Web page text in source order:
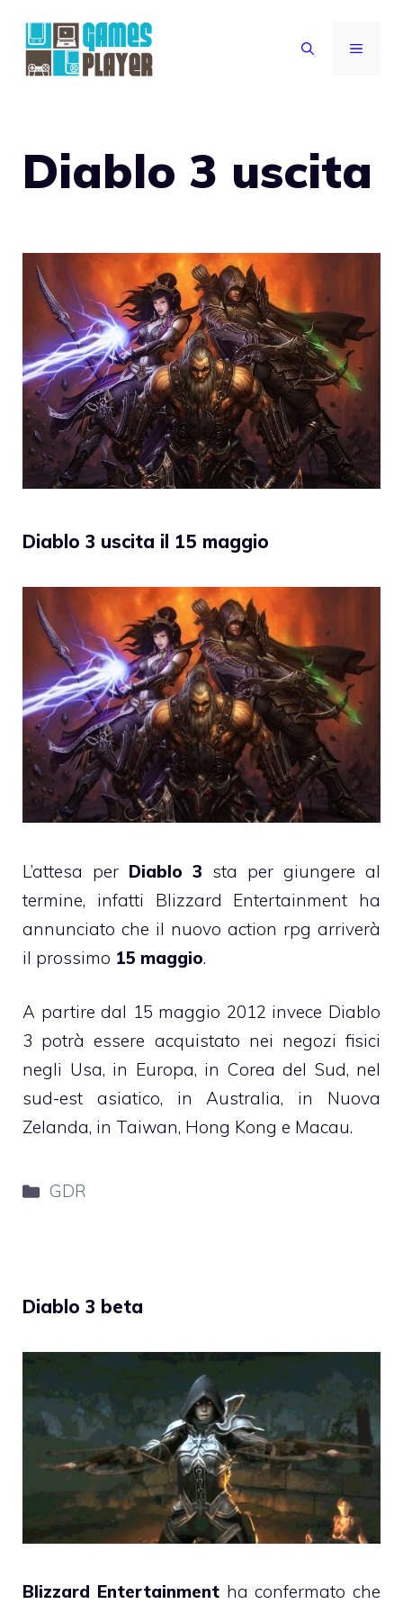
contenuto
MENU
Diablo 3 uscita
Diablo 3 uscita il 15 maggio
L’attesa per Diablo 3 sta per giungere al
termine, infatti Blizzard Entertainment ha
annunciato che il nuovo action rpg arriverà
il prossimo 15 maggio.
A partire dal 15 maggio 2012 invece Diablo
3 potrà essere acquistato nei negozi fisici
negli Usa, in Europa, in Corea del Sud, nel
sud-est asiatico, in Australia, in Nuova
Zelanda, in Taiwan, Hong Kong e Macau.
Categorie
GDR
Diablo 3 beta
Blizzard Entertainmentha confermato che